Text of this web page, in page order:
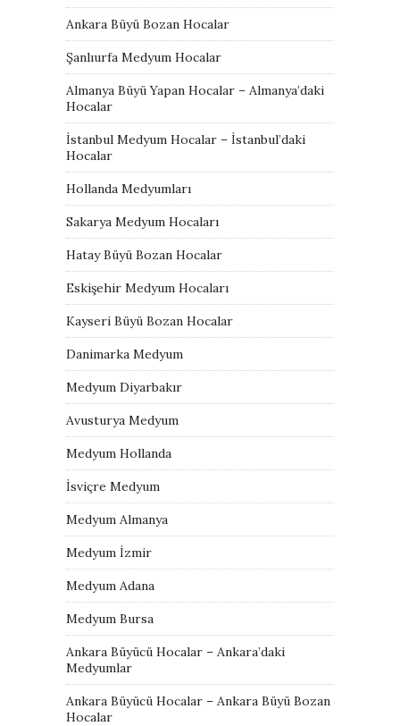
Ankara Büyü Bozan Hocalar
Şanlıurfa Medyum Hocalar
Almanya Büyü Yapan Hocalar – Almanya’daki
Hocalar
İstanbul Medyum Hocalar – İstanbul’daki
Hocalar
Hollanda Medyumları
Sakarya Medyum Hocaları
Hatay Büyü Bozan Hocalar
Eskişehir Medyum Hocaları
Kayseri Büyü Bozan Hocalar
Danimarka Medyum
Medyum Diyarbakır
Avusturya Medyum
Medyum Hollanda
İsviçre Medyum
Medyum Almanya
Medyum İzmir
Medyum Adana
Medyum Bursa
Ankara Büyücü Hocalar – Ankara’daki
Medyumlar
Ankara Büyücü Hocalar – Ankara Büyü Bozan
Hocalar